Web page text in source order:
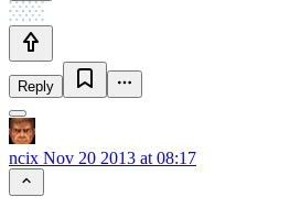
Reply
ncix Nov 20 2013 at 08:17